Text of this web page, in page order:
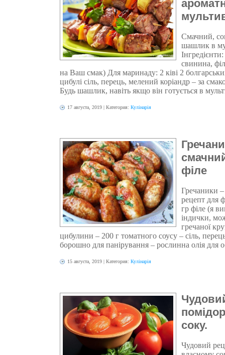
Смачний,
шашлик в
свинина,
на Ваш смак) Для маринаду: 2 ківі 2
цибулі сіль, перець, мелений коріандр – за
Будь шашлик, навіть якщо він готується в
17 августа, 2019 | Категория:Кулінарія
філе
Гречаники
рецепт для
гр філе (я
індички,
гречаної
цибулини – 200 г томатного соусу – сіль,
борошно для панірування – рослинна олія для
15 августа, 2019 | Категория:Кулінарія
соку.
Чудовий